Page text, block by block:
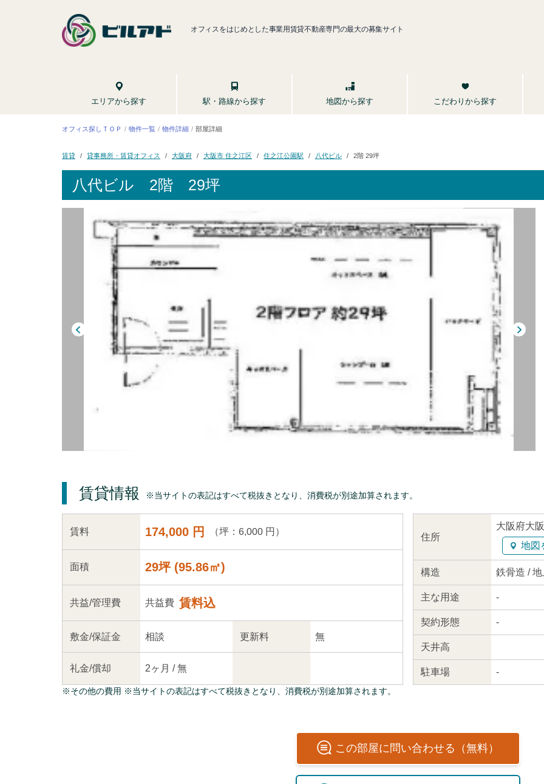
オフィスをはじめとした事業用賃貸不動産専門の最大の募集サイト
エリアから探す 駅・路線から探す 地図から探す こだわりから探す
オフィス探しＴＯＰ 物件一覧 物件詳細 部屋詳細
賃貸 貸事務所・賃貸オフィス 大阪府 大阪市 住之江区 住之江公園駅 八代ビル 2階 29坪
八代ビル 2階 29坪
賃貸情報 ※当サイトの表記はすべて税抜きとなり、消費税が別途加算されます。
賃料 174,000 円 （坪：6,000 円）
面積 29坪 (95.86㎡)
共益/管理費 共益費 賃料込
敷金/保証金 相談 更新料 無
礼金/償却 2ヶ月 /無
住所
大阪府大
地図
構造 鉄骨造 /
主な用途 -
契約形態 -
天井高
駐車場 -
※その他の費用 ※当サイトの表記はすべて税抜きとなり、消費税が別途加算されます。
この部屋に問い合わせる（無料）